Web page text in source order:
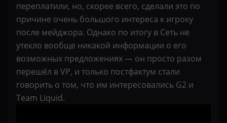
переплатили, но, скорее всего, сделали это по
причине очень большого интереса к игроку
после мейджора. Однако по итогу в Сеть не
утекло вообще никакой информации о его
возможных предложениях — он просто разом
перешёл в VP, и только постфактум стали
говорить о том, что им интересовались G2 и
Team Liquid.